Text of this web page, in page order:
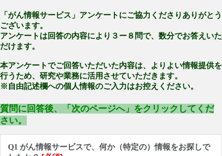
「がん情報サービス」アンケートにご協力くださりありがとう
ございます。
アンケートは回答の内容により３ー８問で、数分でお答えいた
だけます。
本アンケートでご回答いただいた内容は、よりよい情報提供を
行うため、研究や業務に活用させていただきます。
※自由記述欄への個人情報のご入力はお控えください。
質問に回答後、「次のページへ」をクリックしてくだ
さい。
Q1 がん情報サービスで、何か（特定の）情報をお探しで